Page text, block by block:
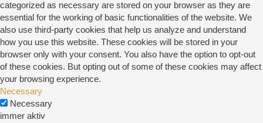
categorized as necessary are stored on your browser as they are
essential for the working of basic functionalities of the website. We
also use third-party cookies that help us analyze and understand
how you use this website. These cookies will be stored in your
browser only with your consent. You also have the option to opt-out
of these cookies. But opting out of some of these cookies may affect
your browsing experience.
Necessary
Necessary
immer aktiv